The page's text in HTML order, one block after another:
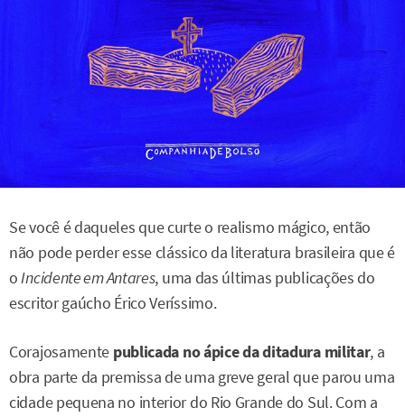
Se você é daqueles que curte o realismo mágico, então
não pode perder esse clássico da literatura brasileira que é
oIncidente em Antares, uma das últimas publicações do
escritor gaúcho Érico Veríssimo.
Corajosamente publicada no ápice da ditadura militar, a
obra parte da premissa de uma greve geral que parou uma
cidade pequena no interior do Rio Grande do Sul. Com a